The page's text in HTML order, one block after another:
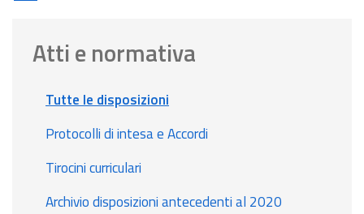
Atti e normativa
Tutte le disposizioni
Protocolli di intesa e Accordi
Tirocini curriculari
Archivio disposizioni antecedenti al 2020